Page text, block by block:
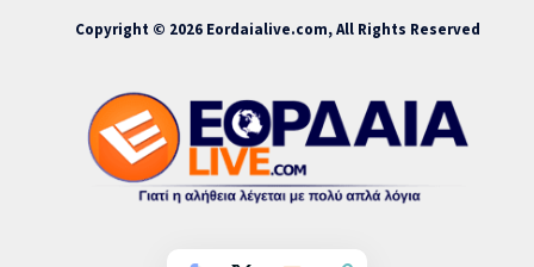
Copyright © 2026 Eordaialive.com, All Rights Reserved